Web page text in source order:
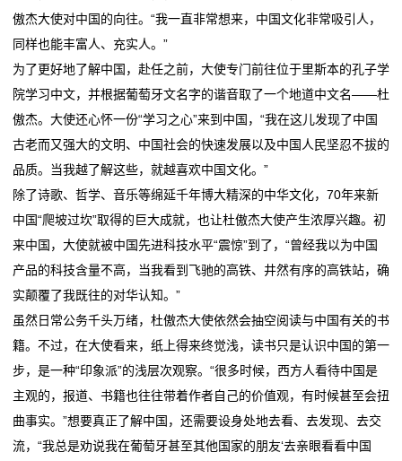
傲杰大使对中国的向往。“我一直非常想来，中国文化非常吸引人，
同样也能丰富人、充实人。”
为了更好地了解中国，赴任之前，大使专门前往位于里斯本的孔子学
院学习中文，并根据葡萄牙文名字的谐音取了一个地道中文名——杜
傲杰。大使还心怀一份“学习之心”来到中国，“我在这儿发现了中国
古老而又强大的文明、中国社会的快速发展以及中国人民坚忍不拔的
品质。当我越了解这些，就越喜欢中国文化。”
除了诗歌、哲学、音乐等绵延千年博大精深的中华文化，70年来新
中国“爬坡过坎”取得的巨大成就，也让杜傲杰大使产生浓厚兴趣。初
来中国，大使就被中国先进科技水平“震惊”到了，“曾经我以为中国
产品的科技含量不高，当我看到飞驰的高铁、井然有序的高铁站，确
实颠覆了我既往的对华认知。”
虽然日常公务千头万绪，杜傲杰大使依然会抽空阅读与中国有关的书
籍。不过，在大使看来，纸上得来终觉浅，读书只是认识中国的第一
步，是一种“印象派”的浅层次观察。“很多时候，西方人看待中国是
主观的，报道、书籍也往往带着作者自己的价值观，有时候甚至会扭
曲事实。”想要真正了解中国，还需要设身处地去看、去发现、去交
流，“我总是劝说我在葡萄牙甚至其他国家的朋友‘去亲眼看看中国